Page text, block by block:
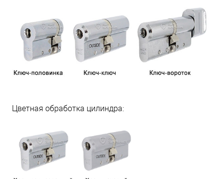
Цветная обработка цилиндра: